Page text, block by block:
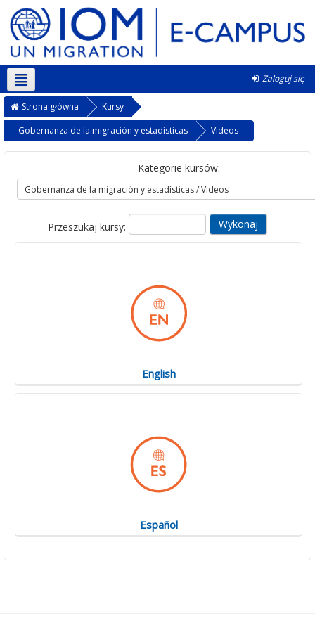
Zaloguj się
Polski ‎(pl)‎
Strona główna
Kursy
Gobernanza de la migración y estadísticas
Videos
Kategorie kursów:
Przeszukaj kursy:
English
Español